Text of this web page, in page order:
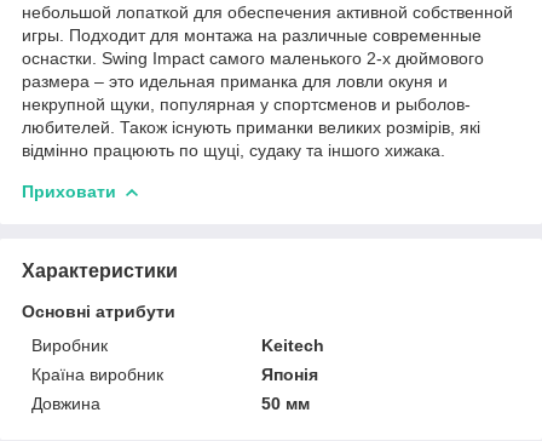
небольшой лопаткой для обеспечения активной собственной
игры. Подходит для монтажа на различные современные
оснастки. Swing Impact самого маленького 2-х дюймового
размера – это идельная приманка для ловли окуня и
некрупной щуки, популярная у спортсменов и рыболов-
любителей. Також існують приманки великих розмірів, які
відмінно працюють по щуці, судаку та іншого хижака.
Приховати
Характеристики
Основні атрибути
Виробник
Keitech
Країна виробник
Японія
Довжина
50 мм